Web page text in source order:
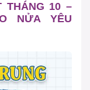
THÁNG 10 –
NỬA YÊU